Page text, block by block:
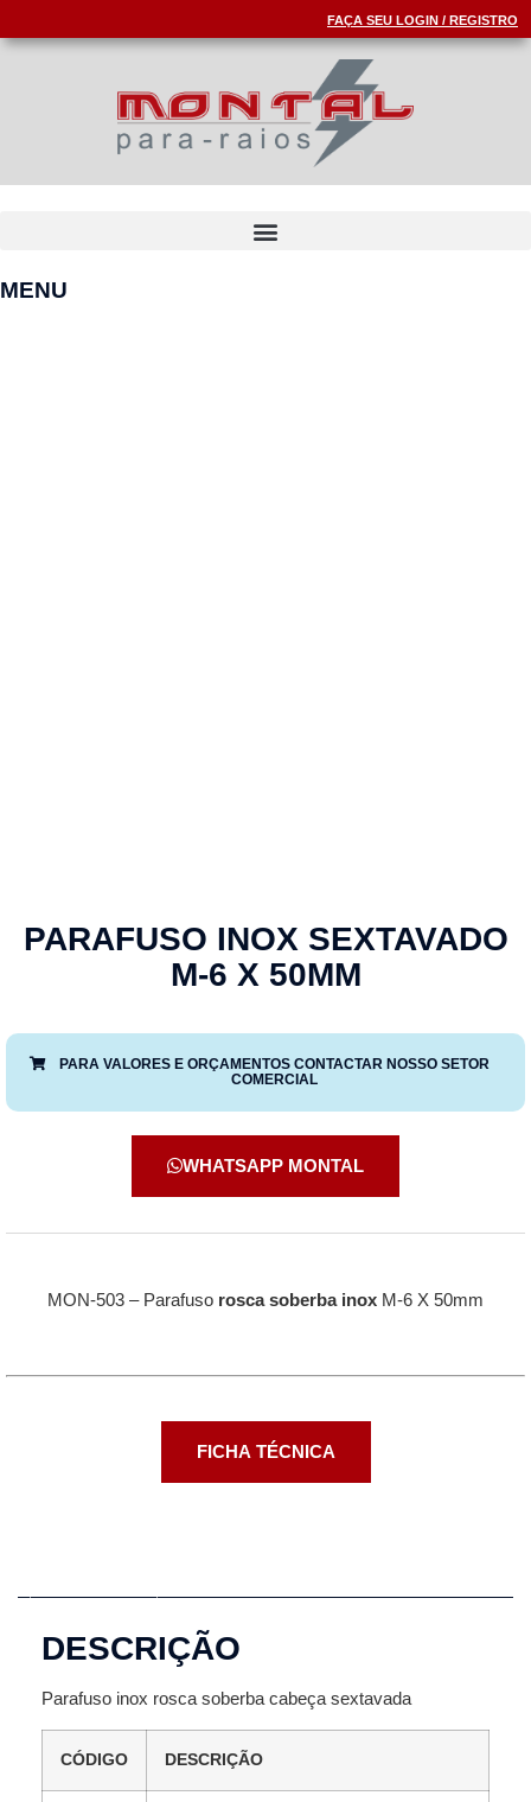
FAÇA SEU LOGIN / REGISTRO
MENU
PARAFUSO INOX SEXTAVADO
M-6 X 50MM
PARA VALORES E ORÇAMENTOS CONTACTAR NOSSO SETOR
COMERCIAL
WHATSAPP MONTAL
MON-503 – Parafuso rosca soberba inox M-6 X 50mm
FICHA TÉCNICA
DESCRIÇÃO
Parafuso inox rosca soberba cabeça sextavada
CÓDIGO DESCRIÇÃO